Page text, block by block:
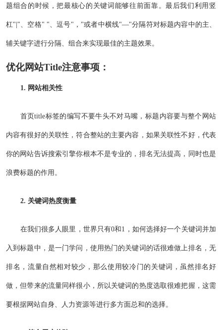
题组合的时候，把最核心的关键词能够往前面靠。最后我们利用竖
杠"|"、空格" "、逗号"，"或者中横线"—"分隔符对标题内容中的主、
辅关键字进行分隔、组合来实现最佳的主题效果。
优化网站Title注意事项：
1. 网站相关性
首页title标签的编写不要牛头不对马嘴，标题内容要与整个网站
内容有很好的关联性，符合整站的主要内容，如果关联性不好，代表
你的网站告诉搜索引擎你根本不是专业的，排名无法提高，同时也是
浪费标题的作用。
2. 关键词热度衡量
在我们很多人眼里，世界只有0和1，如何选择好一个关键词并加
入到标题中，是一门学问，使用热门的关键词的话很难做上排名，无
排名，流量自然相对较少，那么使用较冷门的关键词，虽然排名好
做，但带来的流量同样很小，所以关键词的热度选取很难把握，这需
要根据网站自身、人力资源等进行多方面总和的选择。